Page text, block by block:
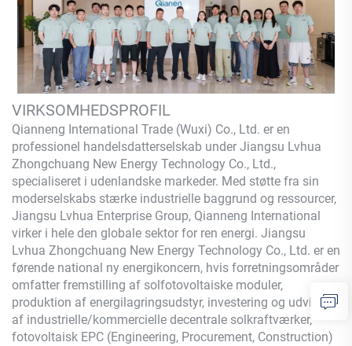
VIRKSOMHEDSPROFIL
Qianneng International Trade (Wuxi) Co., Ltd. er en
professionel handelsdatterselskab under Jiangsu Lvhua
Zhongchuang New Energy Technology Co., Ltd.,
specialiseret i udenlandske markeder. Med støtte fra sin
moderselskabs stærke industrielle baggrund og ressourcer,
Jiangsu Lvhua Enterprise Group, Qianneng International
virker i hele den globale sektor for ren energi. Jiangsu
Lvhua Zhongchuang New Energy Technology Co., Ltd. er en
førende national ny energikoncern, hvis forretningsområder
omfatter fremstilling af solfotovoltaiske moduler,
produktion af energilagringsudstyr, investering og udvikling
af industrielle/kommercielle decentrale solkraftværker,
fotovoltaisk EPC (Engineering, Procurement, Construction)